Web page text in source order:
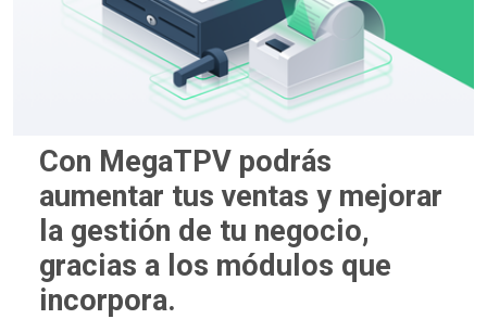
Con MegaTPV podrás
aumentar tus ventas y mejorar
la gestión de tu negocio,
gracias a los módulos que
incorpora.